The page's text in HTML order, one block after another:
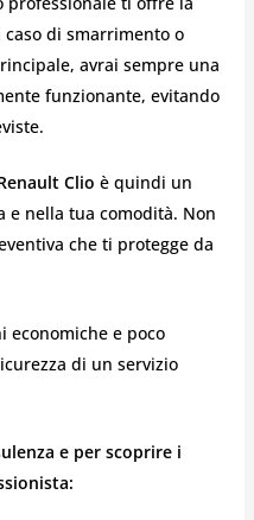
di smarrimento o
avrai sempre una
funzionante, evitando
Clio è quindi un
e nella tua comodità. Non
che ti protegge da
economiche e poco
di un servizio
e per scoprire i